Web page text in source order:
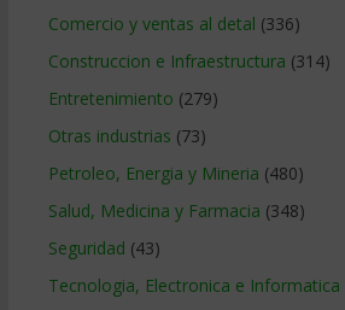
Comercio y ventas al detal (336)
Construccion e Infraestructura (314)
Entretenimiento (279)
Otras industrias (73)
Petroleo, Energia y Mineria (480)
Salud, Medicina y Farmacia (348)
Seguridad (43)
Tecnologia, Electronica e Informatica